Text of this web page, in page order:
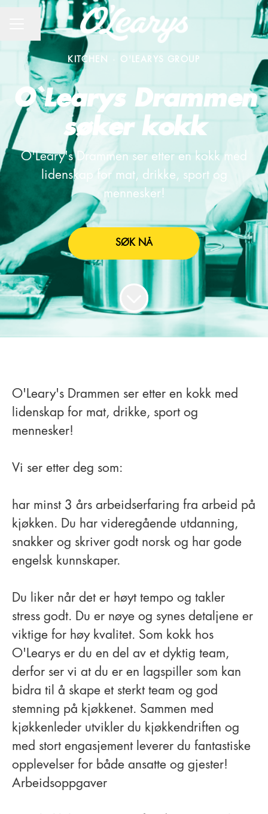
CAREER MENU
Share page
KITCHEN · O'LEARYS GROUP
O`Learys Drammen
søker kokk
O'Leary's Drammen ser etter en kokk med
lidenskap for mat, drikke, sport og
mennesker!
SØK NÅ
O'Leary's Drammen ser etter en kokk med
lidenskap for mat, drikke, sport og
mennesker!
Vi ser etter deg som:
har minst 3 års arbeidserfaring fra arbeid på
kjøkken. Du har videregående utdanning,
snakker og skriver godt norsk og har gode
engelsk kunnskaper.
Du liker når det er høyt tempo og takler
stress godt. Du er nøye og synes detaljene er
viktige for høy kvalitet. Som kokk hos
O'Learys er du en del av et dyktig team,
derfor ser vi at du er en lagspiller som kan
bidra til å skape et sterkt team og god
stemning på kjøkkenet. Sammen med
kjøkkenleder utvikler du kjøkkendriften og
med stort engasjement leverer du fantastiske
opplevelser for både ansatte og gjester!
Arbeidsoppgaver